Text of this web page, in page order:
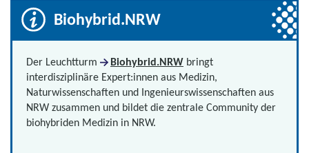
Biohybrid.NRW
Der Leuchtturm Biohybrid.NRW bringt
interdisziplinäre Expert:innen aus Medizin,
Naturwissenschaften und Ingenieurswissenschaften aus
NRW zusammen und bildet die zentrale Community der
biohybriden Medizin in NRW.